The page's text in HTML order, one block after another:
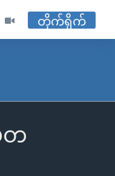
တိုက်ရိုက်
တ